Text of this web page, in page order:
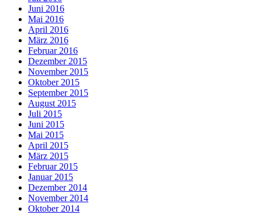
Juni 2016
Mai 2016
April 2016
März 2016
Februar 2016
Dezember 2015
November 2015
Oktober 2015
September 2015
August 2015
Juli 2015
Juni 2015
Mai 2015
April 2015
März 2015
Februar 2015
Januar 2015
Dezember 2014
November 2014
Oktober 2014